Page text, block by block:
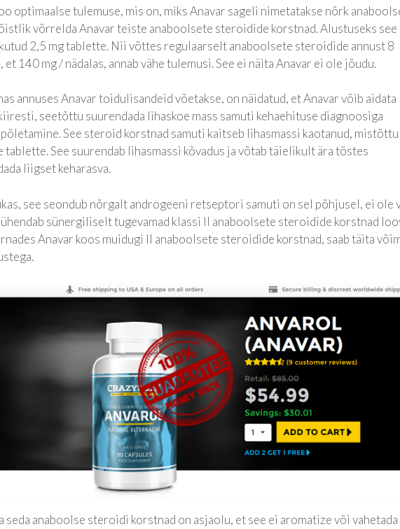
optimaalse tulemuse, mis on, miks Anavar sageli nimetatakse nõrk
võrrelda Anavar teiste anaboolsete steroidide korstnad. Alustuseks see
2,5 mg tablette. Nii võttes regulaarselt anaboolsete steroidide annust 8
140 mg / nädalas, annab vähe tulemusi. See ei näita Anavar ei ole jõudu.
annuses Anavar toidulisandeid võetakse, on näidatud, et Anavar võib aidata
seetõttu suurendada lihaskoe mass samuti kehaehituse diagnoosiga
See steroid korstnad samuti kaitseb lihasmassi kaotanud, mistõttu
See suurendab lihasmassi kõvadus ja võtab täielikult ära tõstes
liigset keharasva.
see seondub nõrgalt androgeeni retseptori samuti on sel põhjusel, ei ole
sünergiliselt tugevamad klassi II anaboolsete steroidide korstnad
Anavar koos muidugi II anaboolsete steroidide korstnad, saab täita
anaboolse steroidi korstnad on asjaolu, et see ei aromatize või vahetada